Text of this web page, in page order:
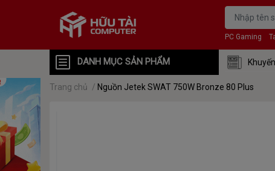
PC Gaming
DANH MỤC SẢN PHẨM
Trang chủ / Nguồn Jetek SWAT 750W Bronze 80 Plus